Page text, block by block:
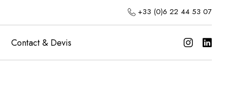
+33 (0)6 22 44 53 07
Contact & Devis